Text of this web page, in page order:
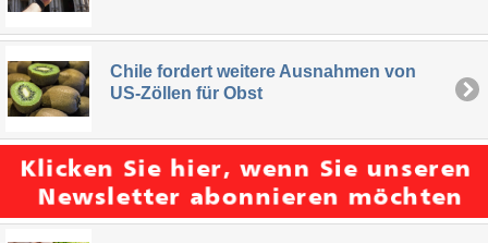
Chile fordert weitere Ausnahmen von
US-Zöllen für Obst